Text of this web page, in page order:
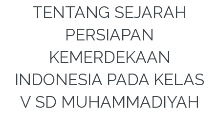
TENTANG SEJARAH
PERSIAPAN
KEMERDEKAAN
INDONESIA PADA KELAS
V SD MUHAMMADIYAH